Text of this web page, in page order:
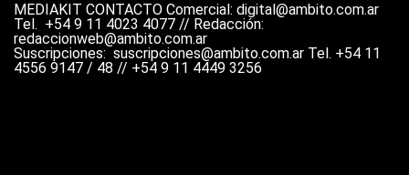
MEDIAKIT CONTACTO Comercial: digital@ambito.com.ar
Tel. +54 9 11 4023 4077 // Redacción:
redaccionweb@ambito.com.ar
Suscripciones: suscripciones@ambito.com.ar Tel. +54 11
4556 9147 / 48 // +54 9 11 4449 3256